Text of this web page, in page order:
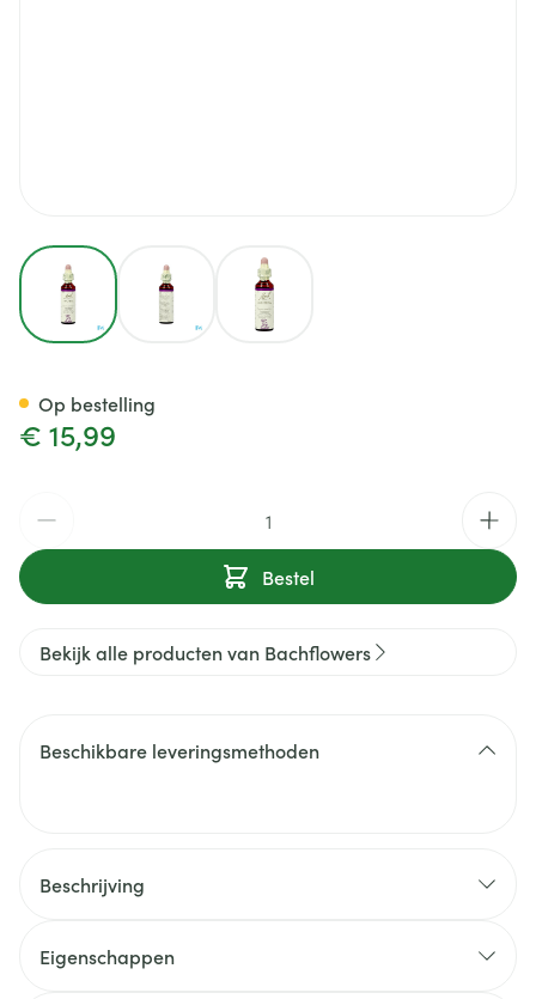
View larger imageView larger imageView larger image
€ 15,99
Bestel
Op bestelling
Bekijk alle producten van Bachflowers
Beschikbare leveringsmethoden
Beschrijving
Eigenschappen